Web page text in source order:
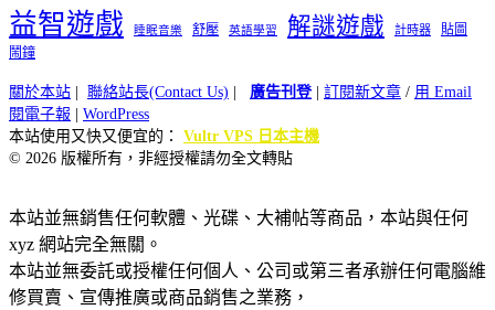
益智遊戲 睡眠音樂 舒壓 英語學習 解謎遊戲 計時器
貼圖
鬧鐘
關於本站 聯絡站長(Contact Us) 廣告刊登| 訂閱新文章 / 用 Email
閱電子報
WordPress
本站使用又快又便宜的： Vultr VPS 日本主機
© 2026 版權所有，非經授權請勿全文轉貼
本站並無銷售任何軟體、光碟、大補帖等商品，本站與任何
xyz 網站完全無關。
本站並無委託或授權任何個人、公司或第三者承辦任何電腦維
修買賣、宣傳推廣或商品銷售之業務，